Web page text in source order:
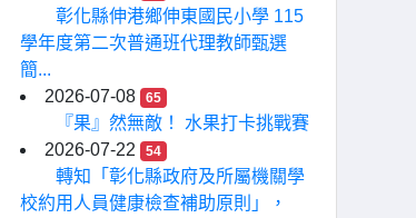
彰化縣伸港鄉伸東國民小學 115
學年度第二次普通班代理教師甄選
簡...
2026-07-08
65
『果』然無敵！ 水果打卡挑戰賽
2026-07-22
54
轉知「彰化縣政府及所屬機關學
校約用人員健康檢查補助原則」，